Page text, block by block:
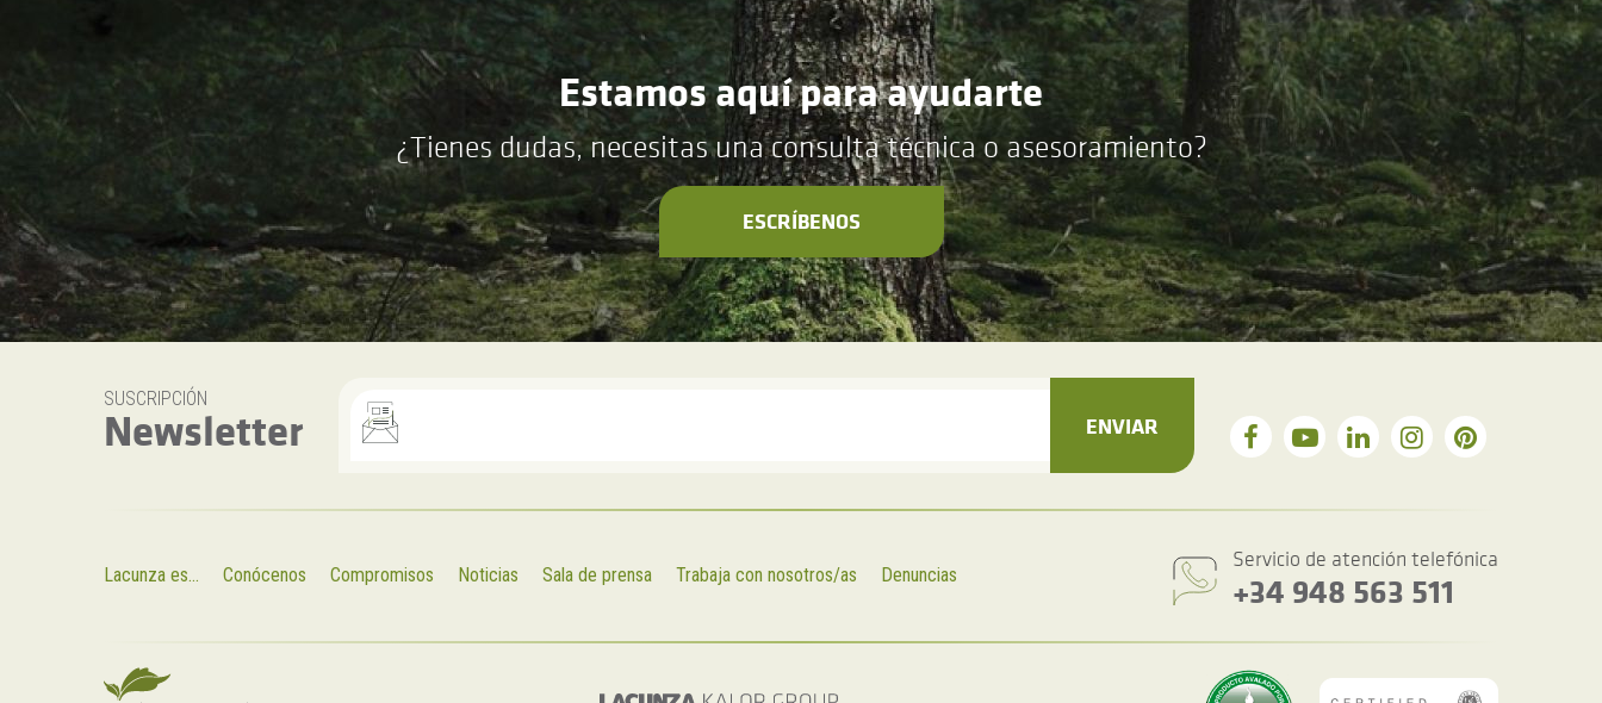
Estamos aquí para ayudarte
¿Tienes dudas, necesitas una consulta técnica o asesoramiento?
ESCRÍBENOS
SUSCRIPCIÓN
Newsletter ENVIAR
Lacunza es... Conócenos Compromisos Noticias Sala de prensa Trabaja con nosotros/as Denuncias
Servicio de atención telefónica
+34 948 563 511